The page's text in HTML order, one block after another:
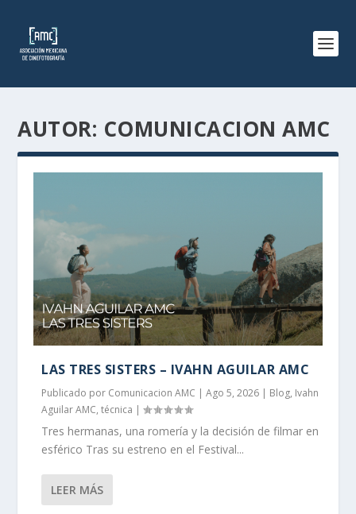
AUTOR: COMUNICACION AMC
LAS TRES SISTERS – IVAHN AGUILAR AMC
Publicado por Comunicacion AMC |Ago 5, 2026 | Blog, Ivahn
Aguilar AMC,técnica |
Tres hermanas, una romería y la decisión de filmar en
esférico Tras su estreno en el Festival...
LEER MÁS